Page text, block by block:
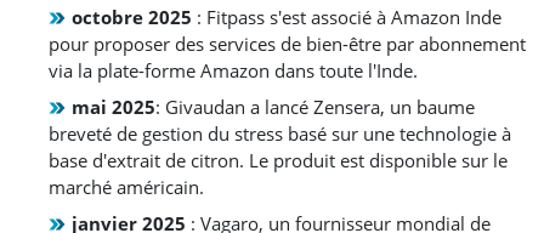
octobre 2025 : Fitpass s'est associé à Amazon Inde
pour proposer des services de bien-être par abonnement
via la plate-forme Amazon dans toute l'Inde.
mai 2025: Givaudan a lancé Zensera, un baume
breveté de gestion du stress basé sur une technologie à
base d'extrait de citron. Le produit est disponible sur le
marché américain.
janvier 2025 : Vagaro, un fournisseur mondial de